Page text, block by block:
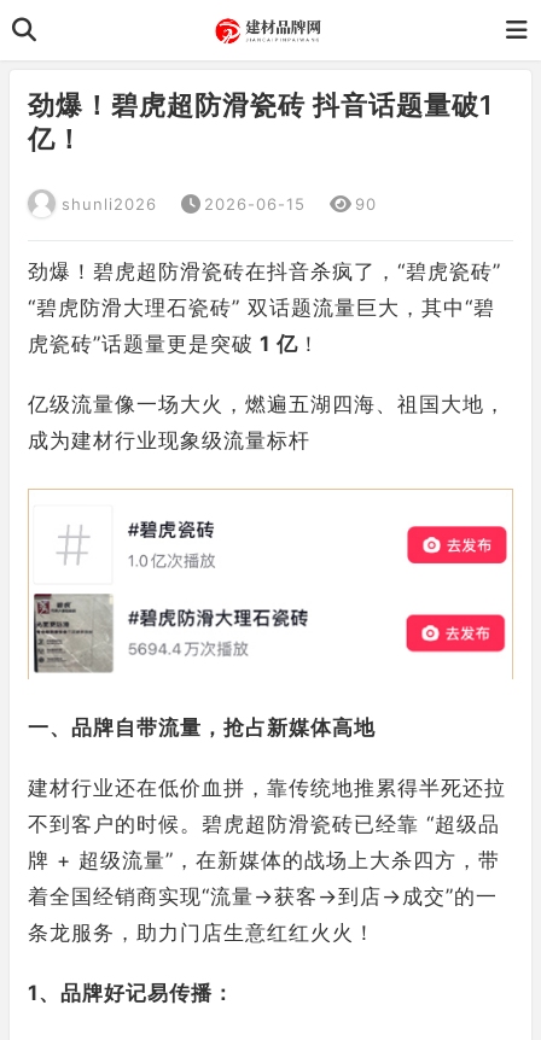
劲爆！碧虎超防滑瓷砖 抖音话题量破1
亿！
shunli2026 2026-06-15 90
劲爆！碧虎超防滑瓷砖在抖音杀疯了，“碧虎瓷砖”
“碧虎防滑大理石瓷砖” 双话题流量巨大，其中“碧
虎瓷砖”话题量更是突破 1 亿 ！
亿级流量像一场大火，燃遍五湖四海、祖国大地，
成为建材行业现象级流量标杆
一、品牌自带流量，抢占新媒体高地
建材行业还在低价血拼，靠传统地推累得半死还拉
不到客户的时候。碧虎超防滑瓷砖已经靠 “超级品
牌 + 超级流量”，在新媒体的战场上大杀四方，带
着全国经销商实现“流量→获客→到店→成交”的一
条龙服务，助力门店生意红红火火！
1、品牌好记易传播：